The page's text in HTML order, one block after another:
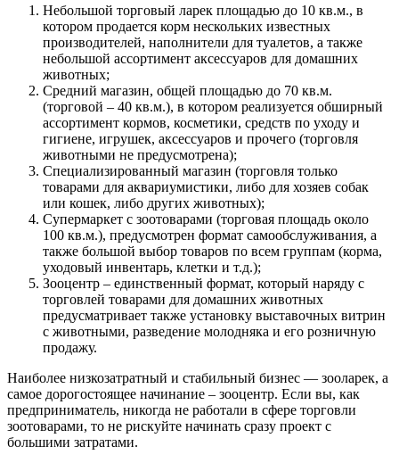
Небольшой торговый ларек площадью до 10 кв.м., в
котором продается корм нескольких известных
производителей, наполнители для туалетов, а также
небольшой ассортимент аксессуаров для домашних
животных;
Средний магазин, общей площадью до 70 кв.м.
(торговой – 40 кв.м.), в котором реализуется обширный
ассортимент кормов, косметики, средств по уходу и
гигиене, игрушек, аксессуаров и прочего (торговля
животными не предусмотрена);
Специализированный магазин (торговля только
товарами для аквариумистики, либо для хозяев собак
или кошек, либо других животных);
Супермаркет с зоотоварами (торговая площадь около
100 кв.м.), предусмотрен формат самообслуживания, а
также большой выбор товаров по всем группам (корма,
уходовый инвентарь, клетки и т.д.);
Зооцентр – единственный формат, который наряду с
торговлей товарами для домашних животных
предусматривает также установку выставочных витрин
с животными, разведение молодняка и его розничную
продажу.
Наиболее низкозатратный и стабильный бизнес — зооларек, а
самое дорогостоящее начинание – зооцентр. Если вы, как
предприниматель, никогда не работали в сфере торговли
зоотоварами, то не рискуйте начинать сразу проект с
большими затратами.